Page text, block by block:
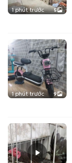
1 phút trước 5
1 phút trước 9